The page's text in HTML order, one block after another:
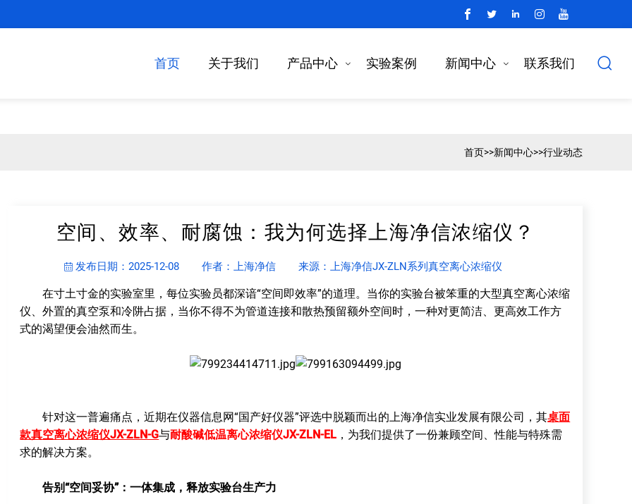
首页 关于我们 产品中心 实验案例 新闻中心 联系我们
首页>>新闻中心>>行业动态
空间、效率、耐腐蚀：我为何选择上海净信浓缩仪？
发布日期：2025-12-08 作者：上海净信 来源：上海净信JX-ZLN系列真空离心浓缩仪
在寸土寸金的实验室里，每位实验员都深谙“空间即效率”的道理。当你的实验台被笨重的大型真空离心浓缩
仪、外置的真空泵和冷阱占据，当你不得不为管道连接和散热预留额外空间时，一种对更简洁、更高效工作方
式的渴望便会油然而生。
针对这一普遍痛点，近期在仪器信息网“国产好仪器”评选中脱颖而出的上海净信实业发展有限公司，其桌面
款真空离心浓缩仪JX-ZLN-G与耐酸碱低温离心浓缩仪JX-ZLN-EL ，为我们提供了一份兼顾空间、性能与特殊需
求的解决方案。
告别“空间妥协”：一体集成，释放实验台生产力